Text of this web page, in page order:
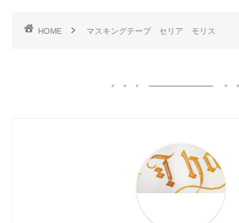
HOME マスキングテープ セリア モリス